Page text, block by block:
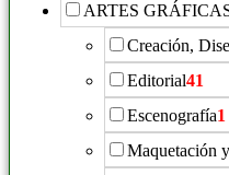
ARTES
Creación,
Editorial41
Escenografía1
Maquetación